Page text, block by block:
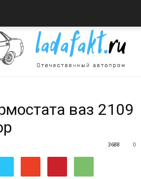
ваз 2109
0
3688